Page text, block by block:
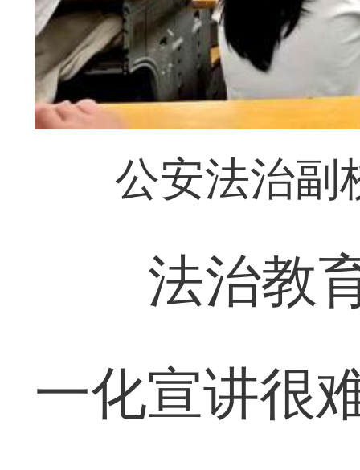
公安法治副
法治教育
一化宣讲很